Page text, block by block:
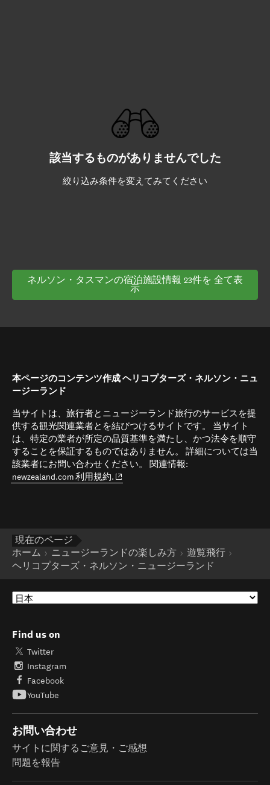
該当するものがありませんでした
絞り込み条件を変えてみてください
ネルソン・タスマンの宿泊施設情報 23件を 全て表
示
本ページのコンテンツ作成 ヘリコプターズ・ネルソン・ニュ
ージーランド
当サイトは、旅行者とニュージーランド旅行のサービスを提
供する観光関連業者とを結びつけるサイトです。 当サイト
は、特定の業者が所定の品質基準を満たし、かつ法令を順守
することを保証するものではありません。 詳細については当
該業者にお問い合わせください。 関連情報:
newzealand.com 利用規約. (opens in new window)
現在のページ
ホーム
ニュージーランドの楽しみ方
遊覧飛行
ヘリコプターズ・ネルソン・ニュージーランド
Find us on
Twitter
Instagram
Facebook
YouTube
お問い合わせ
サイトに関するご意見・ご感想
問題を報告